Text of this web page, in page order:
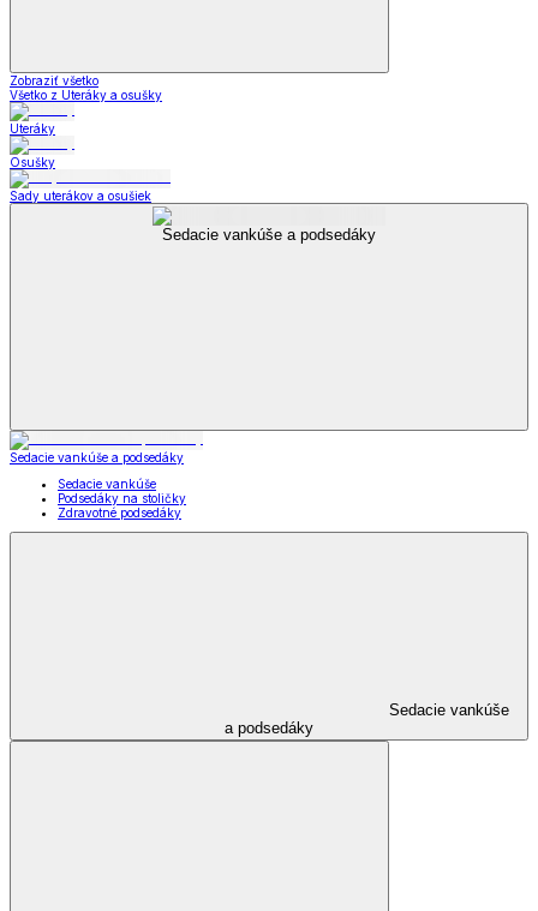
Zobraziť všetko
Všetko z Uteráky a osušky
Uteráky
Osušky
Sady uterákov a osušiek
Sedacie vankúše a podsedáky
Sedacie vankúše a podsedáky
Sedacie vankúše
Podsedáky na stoličky
Zdravotné podsedáky
Sedacie vankúše
a podsedáky